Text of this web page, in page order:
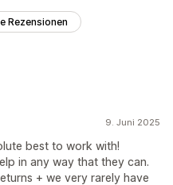
Rezensionen
9. Juni 2025
best to work with!
in any way that they can.
+ we very rarely have